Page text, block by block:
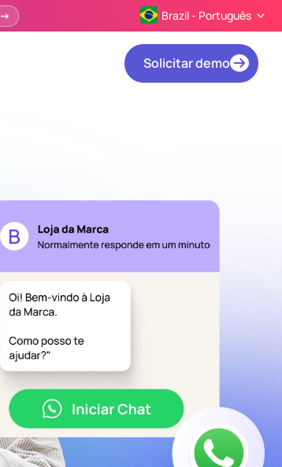
Brazil - Português
Solicitar demo